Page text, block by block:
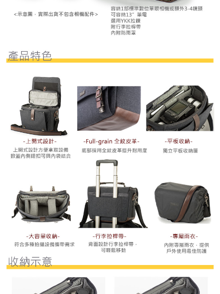
４．使用「AFTEE先享後付」時，將依據個別帳號之用戶狀況，依本公司即
時審查核予不同之上限額度；若仍有額度不足之情形，本公司將視審查結果
５．嚴禁一人註冊多個帳號或使用他人資訊註冊。若發現惡意使用之情形，